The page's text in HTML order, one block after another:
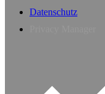
Datenschutz